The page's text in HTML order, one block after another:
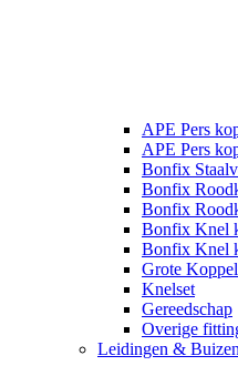
APE Pers
APE Pers
Bonfix
Bonfix
Bonfix
Bonfix Knel
Bonfix Knel
Grote
Knelset
Gereedschap
Overige
Leidingen & Buizen